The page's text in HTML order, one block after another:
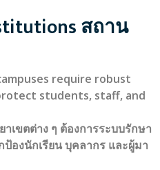
สถาน
require robust
students, staff, and
เขตต่าง ๆ ต้องการระบบรักษา
องนักเรียน บุคลากร และผู้มา